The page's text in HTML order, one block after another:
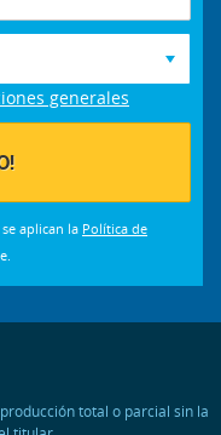
generales
aplican la Política de
total o parcial sin la